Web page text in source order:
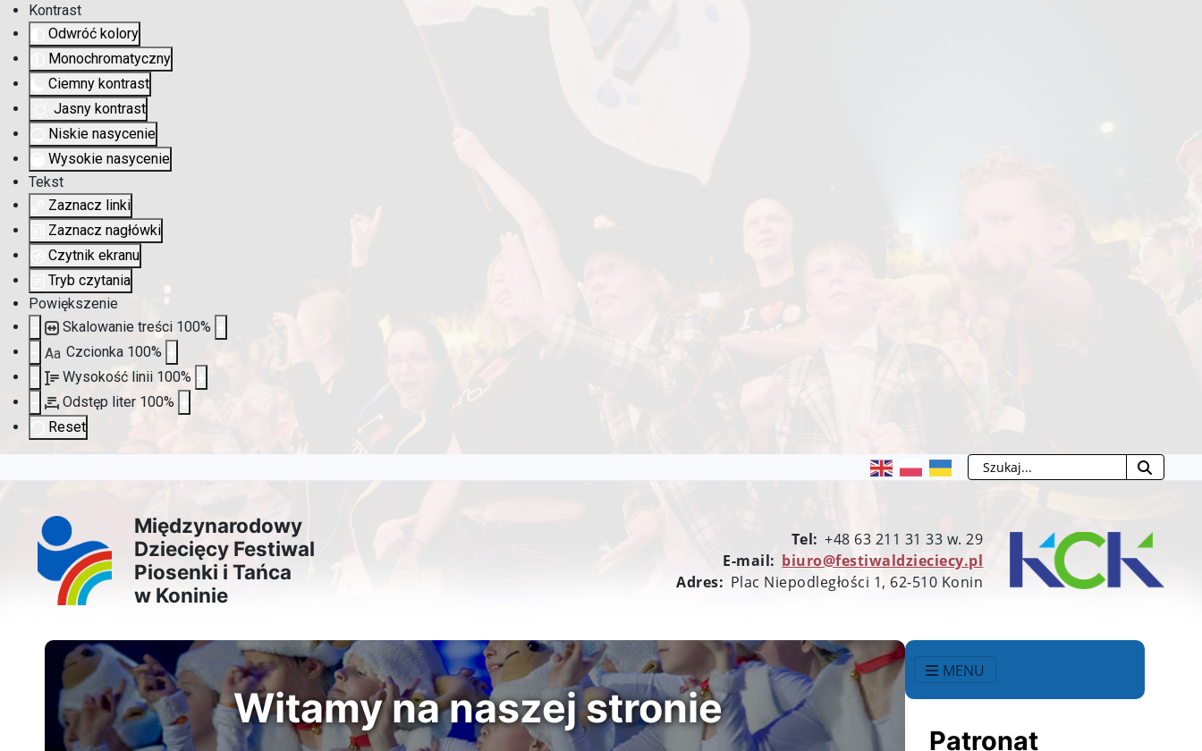
Kontrast
Odwróć kolory
Monochromatyczny
Ciemny kontrast
Jasny kontrast
Niskie nasycenie
Wysokie nasycenie
Tekst
Zaznacz linki
Zaznacz nagłówki
Czytnik ekranu
Tryb czytania
Powiększenie
Skalowanie treści 100%
Aa Czcionka 100%
Wysokość linii 100%
Odstęp liter 100%
Reset
do
treści
głównej
do
menu
nawigacyjnego
do
wyszukiwarki
do
mapy
strony
Szukaj
Międzynarodowy
Dziecięcy Festiwal
Piosenki i Tańca
w Koninie
Tel: +48 63 211 31 33 w. 29
E-mail: biuro@festiwaldzieciecy.pl
Adres: Plac Niepodległości 1, 62-510 Konin
MENU
Patronat
Witamy na naszej stronie